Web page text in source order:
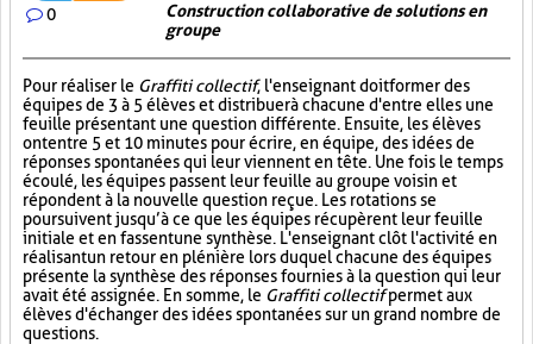
0
Construction collaborative de solutions en
groupe
Pour réaliser le Graffiti collectif, l'enseignant doit former des
équipes de 3 à 5 élèves et distribuer à chacune d'entre elles une
feuille présentant une question différente. Ensuite, les élèves
ont entre 5 et 10 minutes pour écrire, en équipe, des idées de
réponses spontanées qui leur viennent en tête. Une fois le temps
écoulé, les équipes passent leur feuille au groupe voisin et
répondent à la nouvelle question reçue. Les rotations se
poursuivent jusqu’à ce que les équipes récupèrent leur feuille
initiale et en fassent une synthèse. L'enseignant clôt l'activité en
réalisant un retour en plénière lors duquel chacune des équipes
présente la synthèse des réponses fournies à la question qui leur
avait été assignée. En somme, le Graffiti collectifpermet aux
élèves d'échanger des idées spontanées sur un grand nombre de
questions.